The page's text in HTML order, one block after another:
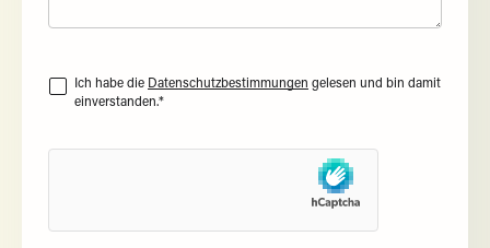
Ich habe die Datenschutzbestimmungen gelesen und bin damit
einverstanden.*